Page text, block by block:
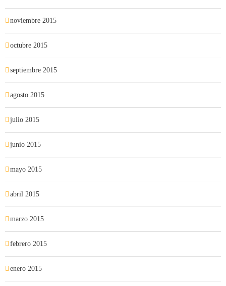
noviembre 2015
octubre 2015
septiembre 2015
agosto 2015
julio 2015
junio 2015
mayo 2015
abril 2015
marzo 2015
febrero 2015
enero 2015